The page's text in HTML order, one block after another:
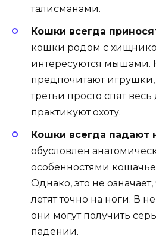
талисманами.
Кошки всегда
кошки родом с
интересуются мышами.
предпочитают
третьи просто спят
практикуют охоту.
Кошки всегда падают
обусловлен
особенностями
Однако, это не
летят точно на ноги. В
они могут получить
падении.